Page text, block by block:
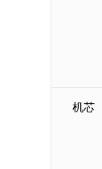
机芯